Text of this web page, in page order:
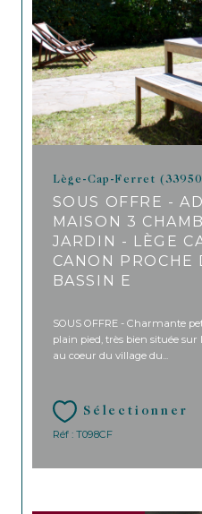
Lège-Cap-Ferret
SOUS OFFRE -
MAISON 3
JARDIN - LÈGE
CANON PROCHE
BASSIN E
SOUS OFFRE - Charmante
plain pied, très bien située
au coeur du village du...
Sélectionner
Réf : T098CF